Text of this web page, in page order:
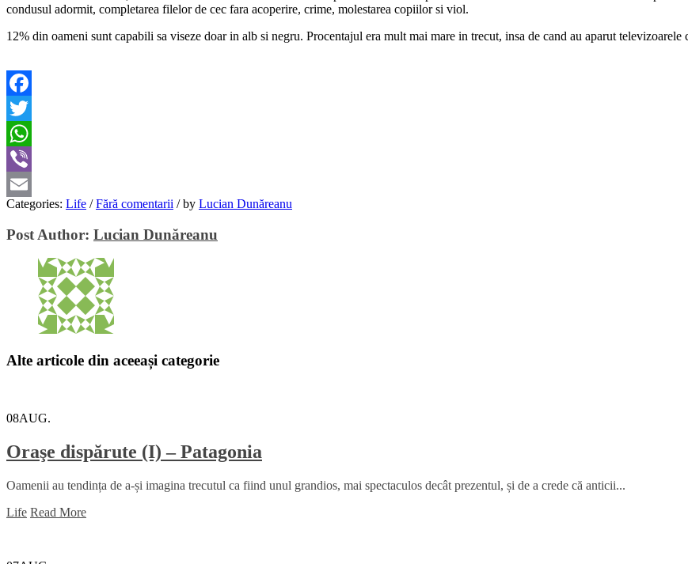
condusul adormit, completarea filelor de cec fara acoperire, crime, molestarea copiilor si viol.
12% din oameni sunt capabili sa viseze doar in alb si negru. Procentajul era mult mai mare in trecut, insa de cand au aparut
Facebook
Twitter
WhatsApp
Viber
Email
Categories: Life / Fără comentarii /by Lucian Dunăreanu
Post Author: Lucian Dunăreanu
Alte articole din aceeași categorie
08AUG.
Oraşe dispărute (I) – Patagonia
Oamenii au tendința de a-și imagina trecutul ca fiind unul grandios, mai spectaculos decât prezentul, și de a crede că anticii...
Life Read More